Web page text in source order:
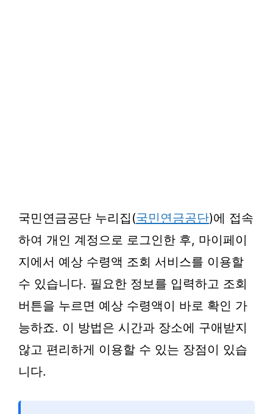
국민연금공단 누리집(국민연금공단)에 접속
하여 개인 계정으로 로그인한 후, 마이페이
지에서 예상 수령액 조회 서비스를 이용할
수 있습니다. 필요한 정보를 입력하고 조회
버튼을 누르면 예상 수령액이 바로 확인 가
능하죠. 이 방법은 시간과 장소에 구애받지
않고 편리하게 이용할 수 있는 장점이 있습
니다.